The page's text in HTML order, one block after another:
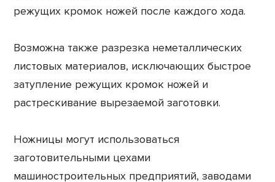
режущих кромок ножей после каждого хода.
Возможна также разрезка неметаллических
листовых материалов, исключающих быстрое
затупление режущих кромок ножей и
растрескивание вырезаемой заготовки.
Ножницы могут использоваться
заготовительными цехами
машиностроительных предприятий, заводами